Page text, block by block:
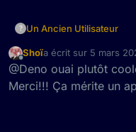
? Un Ancien Utilisateur
Hors-ligne
Shoïa écrit sur 5 mars
dernière édition par
@Deno ouai plutôt
Merci!!! Ça mérite un